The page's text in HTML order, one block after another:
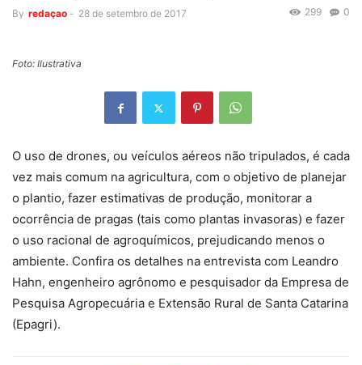
By redaçao - 28 de setembro de 2017 0
299
Foto: Ilustrativa
O uso de drones, ou veículos aéreos não tripulados, é cada
vez mais comum na agricultura, com o objetivo de planejar
o plantio, fazer estimativas de produção, monitorar a
ocorrência de pragas (tais como plantas invasoras) e fazer
o uso racional de agroquímicos, prejudicando menos o
ambiente. Confira os detalhes na entrevista com Leandro
Hahn, engenheiro agrônomo e pesquisador da Empresa de
Pesquisa Agropecuária e Extensão Rural de Santa Catarina
(Epagri).